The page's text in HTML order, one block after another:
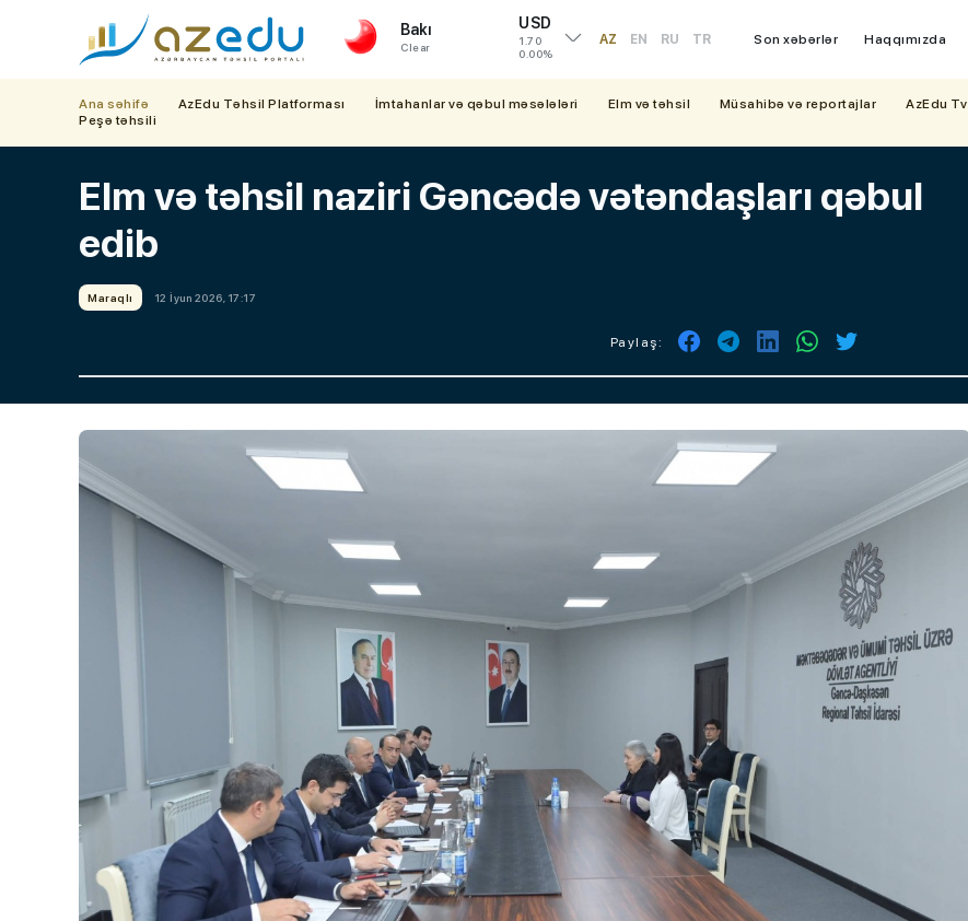
Bakı
Clear
USD
1.70
0.00%
AZ EN RU TR Son xəbərlər Haqqımızda
Ana səhifə AzEdu Təhsil Platforması İmtahanlar və qəbul məsələləri Elm və təhsil Müsahibə və reportajlar AzEdu Tv
Peşə təhsili
Elm və təhsil naziri Gəncədə vətəndaşları qəbul
edib
Maraqlı 12 İyun 2026, 17:17
Paylaş: